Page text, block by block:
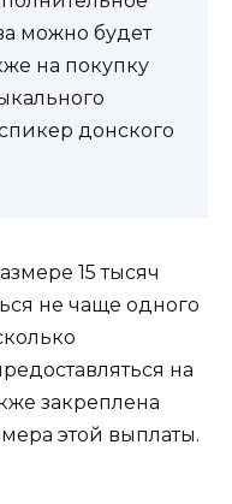
можно будет
на покупку
донского
15 тысяч
не чаще одного
на
закреплена
этой выплаты.